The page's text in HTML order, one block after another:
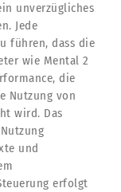
unverzügliches
Jede
führen, dass die
wie Mental 2
die
Nutzung von
wird. Das
und
erfolgt